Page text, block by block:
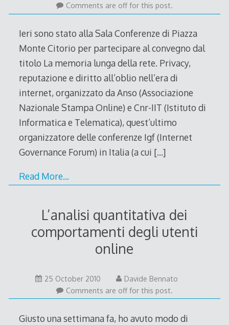
June
2011
Comments are off for this post.
Ieri sono stato alla Sala Conferenze di Piazza
Monte Citorio per partecipare al convegno dal
titolo La memoria lunga della rete. Privacy,
reputazione e diritto all’oblio nell’era di
internet, organizzato da Anso (Associazione
Nazionale Stampa Online) e Cnr-IIT (Istituto di
Informatica e Telematica), quest’ultimo
organizzatore delle conferenze Igf (Internet
Governance Forum) in Italia (a cui […]
Read More…
L’analisi quantitativa dei
comportamenti degli utenti
online
25 October 2010
October
2010
Davide Bennato
Comments are off for this post.
Giusto una settimana fa, ho avuto modo di